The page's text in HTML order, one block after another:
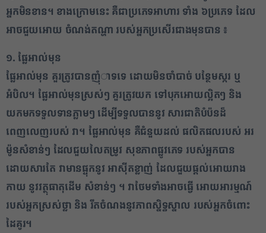
អ្នក​មិន​ខាន​។ ខាងក្រោម​នេះ គឺជា​ប្រភេទ​អាហារ ទាំង ៦​ប្រភេទ ដែល​
អាច​ជួយ​អោយ ចំណង់​តណ្ហា របស់​អ្នក​ប្រសើរ​ជាង​មុន​បាន ៖
១. ផ្លែ​អាល់​មុន​
​ផ្លែ​អាល់​មុន គួរ​ត្រូវ​បាន​ញុំ​ា​ទទេ ដោយ​មិន​ចាំបាច់ បន្ថែម​ស្ករ ឬ
អំបិល​។ ផ្លែ​អាល់​មុន​ស្រស់ៗ គួរ​ត្រូវ​យក ទៅបុក​អោយ​ល្អិតៗ និង
យក​មក​ទទួល​ទាន​ភ្លាមៗ ដើម្បី​ទទួលបាន​នូវ សារជាតិ​បំប៉ន​ដ៏​
ពេញលេញ​របស់ វា​។ ផ្លែ​អាល់​មុន គឺ​ជំនួយ​ដល់ ផលិតផល​របស់ អរ​
ម៉ូ​ន​សំខាន់ៗ ដែល​ជួយ​លៃ​តម្រូវ សុខភាព​ផ្លូវភេទ របស់​អ្នក​បាន
ដោយសារតែ វា​មាន​ផ្ទុក​នូវ អាស៊ីត​ខ្លាញ់ ដែល​ជួយ​ផ្តល់​អោយ​រាង
កាយ នូវ​វត្ថុធាតុដើម សំខាន់ៗ ។ វា​ថែមទាំង​អាចធ្វើ អោយ​អារម្មណ៍​
របស់​អ្នក​ស្រស់ថ្លា និង រឹតចំណង​នូវ​ភាពស្និទ្ធស្នាល របស់​អ្នក​ចំពោះ
ដៃគូរ​។​